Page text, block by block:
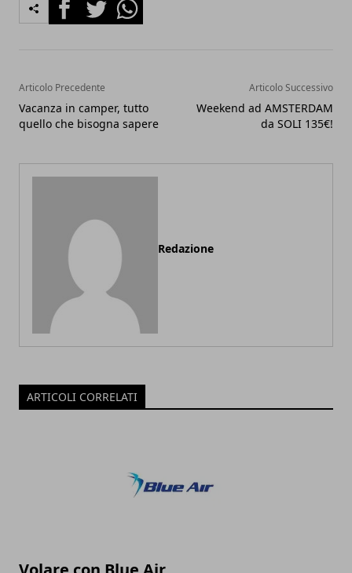
Articolo Precedente
Vacanza in camper, tutto
quello che bisogna sapere
Articolo Successivo
Weekend ad AMSTERDAM
da SOLI 135€!
Redazione
ARTICOLI CORRELATI